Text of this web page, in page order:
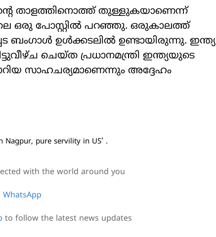
താളത്തിനൊത്ത് തുള്ളുകയാണെന്ന്
ഒരു പോസ്റ്റില്‍ പറഞ്ഞു. ഒരുകാലത്ത്
ബംഗാള്‍ ഉള്‍ക്കടലില്‍ ഉണ്ടായിരുന്നു. ഇന്ത്യ
ചെയ്ത പ്രധാനമന്ത്രി ഇന്ത്യയുടെ
സാഹചര്യമാണെന്നും അദ്ദേഹം
Nagpur, pure servility in US' .
with the world around you
WhatsApp
to follow the latest news updates